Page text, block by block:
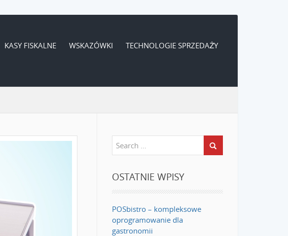
KASY FISKALNE WSKAZÓWKI TECHNOLOGIE SPRZEDAŻY
OSTATNIE WPISY
POSbistro – kompleksowe
oprogramowanie dla
gastronomii